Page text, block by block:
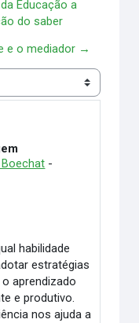
Educação a
do saber
e o mediador →
-
habilidade
estratégias
aprendizado
e produtivo.
nos ajuda a